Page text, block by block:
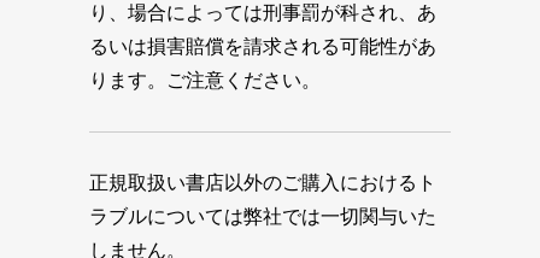
り、場合によっては刑事罰が科され、あ
るいは損害賠償を請求される可能性があ
ります。ご注意ください。
正規取扱い書店以外のご購入におけるト
ラブルについては弊社では一切関与いた
しません。